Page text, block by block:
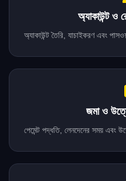
অ্যাকাউন্ট ও
অ্যাকাউন্ট তৈরি, যাচাইকরণ এবং
জমা ও
পেমেন্ট পদ্ধতি, লেনদেনের সময় এবং